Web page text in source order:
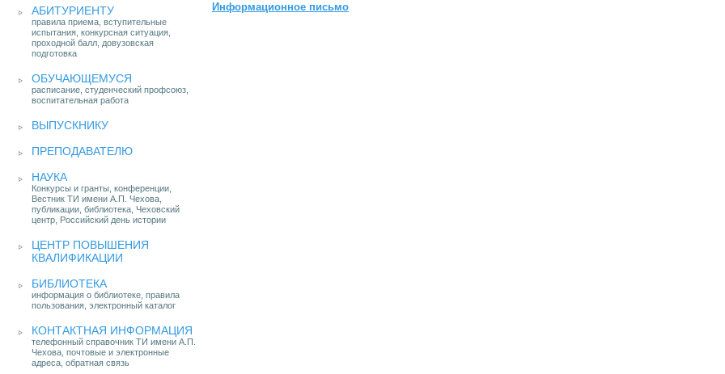
АБИТУРИЕНТУ
правила приема, вступительные
испытания, конкурсная ситуация,
проходной балл, довузовская
подготовка
ОБУЧАЮЩЕМУСЯ
расписание, студенческий профсоюз,
воспитательная работа
ВЫПУСКНИКУ
ПРЕПОДАВАТЕЛЮ
НАУКА
Конкурсы и гранты, конференции,
Вестник ТИ имени А.П. Чехова,
публикации, библиотека, Чеховский
центр, Российский день истории
ЦЕНТР ПОВЫШЕНИЯ
КВАЛИФИКАЦИИ
БИБЛИОТЕКА
информация о библиотеке, правила
пользования, электронный каталог
КОНТАКТНАЯ ИНФОРМАЦИЯ
телефонный справочник ТИ имени А.П.
Чехова, почтовые и электронные
адреса, обратная связь
Информационное письмо